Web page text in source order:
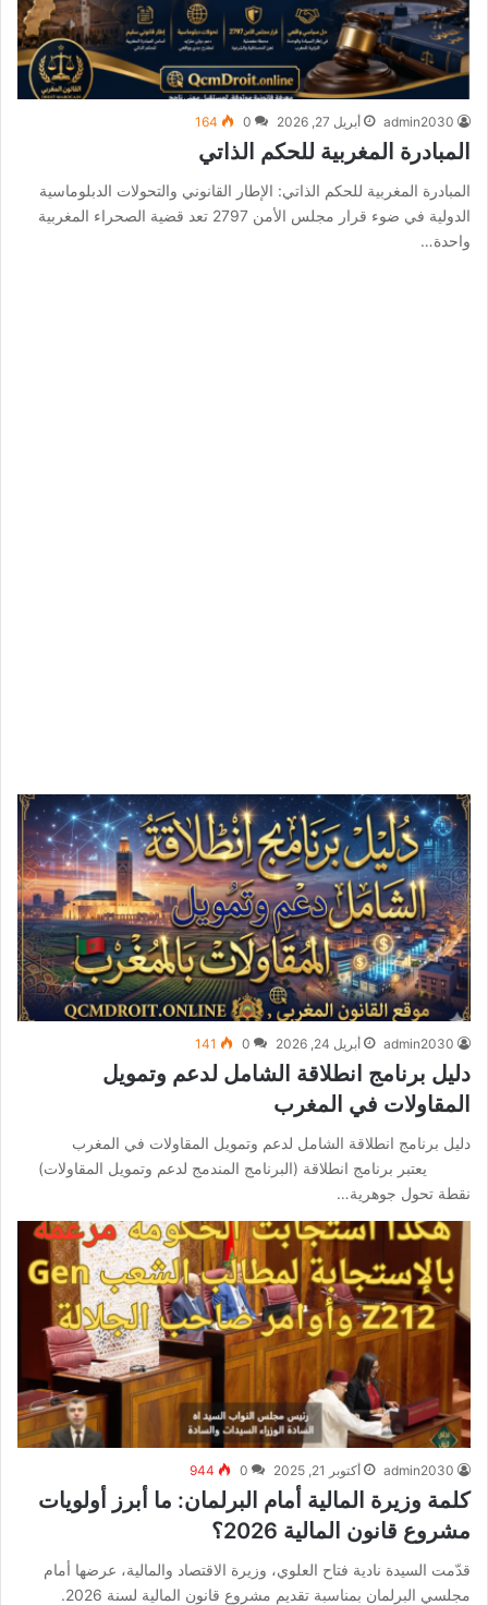
admin2030 أبريل 27, 2026 0
164
المبادرة المغربية للحكم الذاتي
المبادرة المغربية للحكم الذاتي: الإطار القانوني والتحولات الدبلوماسية
الدولية في ضوء قرار مجلس الأمن 2797 تعد قضية الصحراء المغربية
واحدة…
admin2030 أبريل 24, 2026 0
141
دليل برنامج انطلاقة الشامل لدعم وتمويل
المقاولات في المغرب
دليل برنامج انطلاقة الشامل لدعم وتمويل المقاولات في المغرب
يعتبر برنامج انطلاقة (البرنامج المندمج لدعم وتمويل المقاولات)
نقطة تحول جوهرية…
admin2030 أكتوبر 21, 2025 0
944
كلمة وزيرة المالية أمام البرلمان: ما أبرز أولويات
مشروع قانون المالية 2026؟
قدّمت السيدة نادية فتاح العلوي، وزيرة الاقتصاد والمالية، عرضها أمام
مجلسي البرلمان بمناسبة تقديم مشروع قانون المالية لسنة 2026.